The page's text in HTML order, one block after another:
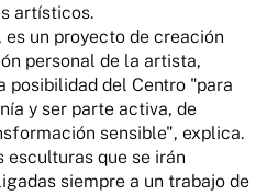
artísticos.
un proyecto de creación
personal de la artista,
posibilidad del Centro "para
y ser parte activa, de
sensible", explica.
esculturas que se irán
siempre a un trabajo de